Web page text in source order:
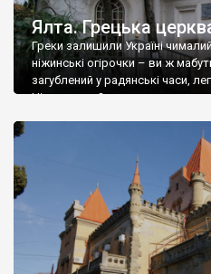
Ялта. Грецька
Греки залишили Україні
ніжинські огірочки – ви ж
загублений у радянські часи,
Ніжин греки?